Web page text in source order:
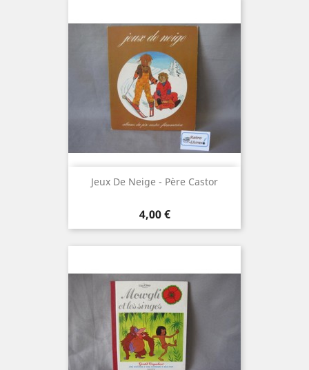
Jeux De Neige - Père Castor
Prix
4,00 €